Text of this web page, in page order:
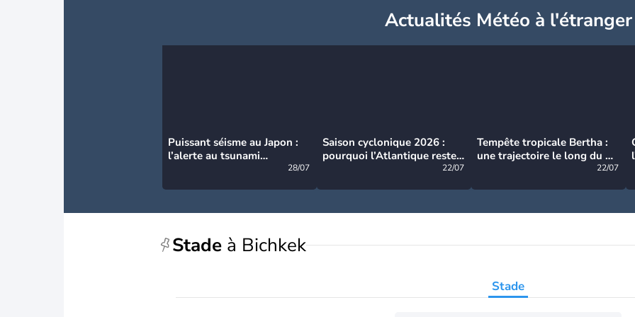
Actualités Météo à l'étranger
Puissant séisme au Japon :
l’alerte au tsunami
28/07
Saison cyclonique 2026 :
pourquoi l’Atlantique reste
22/07
Tempête tropicale Bertha :
une trajectoire le long du du
22/07
Stade à Bichkek
Stade